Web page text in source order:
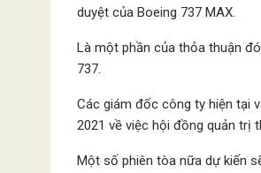
duyệt của Boeing 737 MAX.
Là một phần của thỏa thuận
737.
Các giám đốc công ty hiện tại
2021 về việc hội đồng quản trị
Một số phiên tòa nữa dự kiến